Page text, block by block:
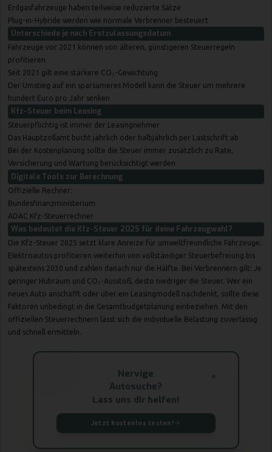
Erdgasfahrzeuge haben teilweise reduzierte Sätze
Plug-in-Hybride werden wie normale Verbrenner besteuert
Unterschiede je nach Erstzulassungsdatum
Fahrzeuge vor 2021 können von älteren, günstigeren Steuerregeln
profitieren
Seit 2021 gilt eine stärkere CO₂-Gewichtung
Der Umstieg auf ein sparsameres Modell kann die Steuer um mehrere
hundert Euro pro Jahr senken
Kfz-Steuer beim Leasing
Steuerpflichtig ist immer der Leasingnehmer
Das Hauptzollamt bucht jährlich oder halbjährlich per Lastschrift ab
Bei der Kostenplanung sollte die Steuer immer zusätzlich zu Rate,
Versicherung und Wartung berücksichtigt werden
Digitale Tools zur Berechnung
Offizielle Rechner:
Bundesfinanzministerium
ADAC Kfz-Steuerrechner
Was bedeutet die Kfz-Steuer 2025 für deine Fahrzeugwahl?
Die Kfz-Steuer 2025 setzt klare Anreize für umweltfreundliche Fahrzeuge.
Elektroautos profitieren weiterhin von vollständiger Steuerbefreiung bis
spätestens 2030 und zahlen danach nur die Hälfte. Bei Verbrennern gilt: Je
geringer Hubraum und CO₂-Ausstoß, desto niedriger die Steuer. Wer ein
neues Auto anschafft oder über ein Leasingmodell nachdenkt, sollte diese
Faktoren unbedingt in die Gesamtbudgetplanung einbeziehen. Mit den
offiziellen Steuerrechnern lässt sich die individuelle Belastung zuverlässig
und schnell ermitteln.
Nervige
Autosuche?
Lass uns dir helfen!
Jetzt kostenlos testen!